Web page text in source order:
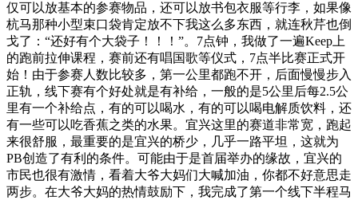
仅可以放基本的参赛物品，还可以放书包衣服等行李，如果像
杭马那种小型束口袋肯定放不下我这么多东西，就连秋芹也倒
戈了：“还好有个大袋子！！！”。7点钟，我做了一遍Keep上
的跑前拉伸课程，赛前还有唱国歌等仪式，7点半比赛正式开
始！由于参赛人数比较多，第一公里都跑不开，后面慢慢步入
正轨，线下赛有个好处就是有补给，一般的是5公里后每2.5公
里有一个补给点，有的可以喝水，有的可以喝电解质饮料，还
有一些可以吃香蕉之类的水果。宜兴这里的赛道非常宽，跑起
来很舒服，最重要的是宜兴的桥少，几乎一路平坦，这就为
PB创造了有利的条件。可能由于是首届举办的缘故，宜兴的
市民也很有激情，看着大爷大妈们大喊加油，你都不好意思走
两步。在大爷大妈的热情鼓励下，我完成了第一个线下半程马